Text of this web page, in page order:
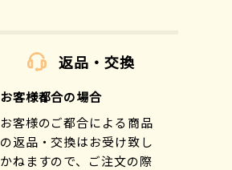
返品・交換
お客様都合の場合
お客様のご都合による商品
の返品・交換はお受け致し
かねますので、ご注文の際